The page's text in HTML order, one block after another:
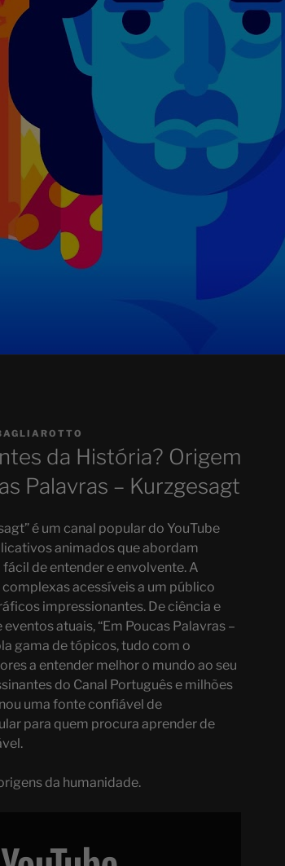
da História? Origem
Palavras – Kurzgesagt
é um canal popular do YouTube
animados que abordam
de entender e envolvente. A
acessíveis a um público
impressionantes. De ciência e
atuais, “Em Poucas Palavras –
gama de tópicos, tudo com o
a entender melhor o mundo ao seu
do Canal Português e milhões
uma fonte confiável de
para quem procura aprender de
da humanidade.